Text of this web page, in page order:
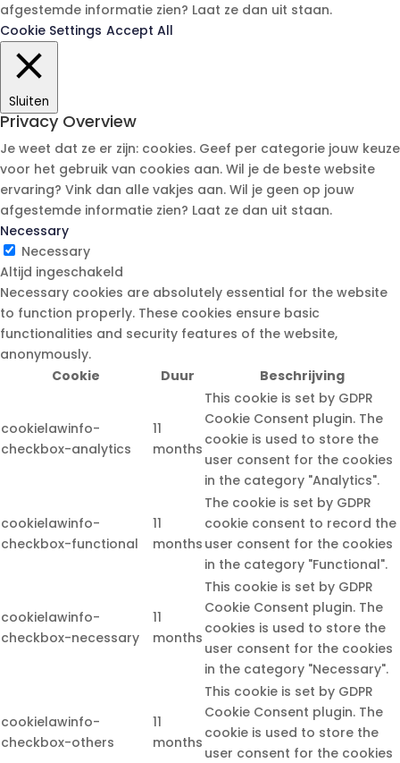
afgestemde informatie zien? Laat ze dan uit staan.
Cookie Settings Accept All
Sluiten
Privacy Overview
Je weet dat ze er zijn: cookies. Geef per categorie jouw keuze
voor het gebruik van cookies aan. Wil je de beste website
ervaring? Vink dan alle vakjes aan. Wil je geen op jouw
afgestemde informatie zien? Laat ze dan uit staan.
Necessary
Necessary
Altijd ingeschakeld
Necessary cookies are absolutely essential for the website
to function properly. These cookies ensure basic
functionalities and security features of the website,
anonymously.
Cookie
Duur Beschrijving
cookielawinfo-
checkbox-analytics
11
months
This cookie is set by GDPR
Cookie Consent plugin. The
cookie is used to store the
user consent for the cookies
in the category "Analytics".
cookielawinfo-
checkbox-functional
11
months
The cookie is set by GDPR
cookie consent to record the
user consent for the cookies
in the category "Functional".
cookielawinfo-
checkbox-necessary
11
months
This cookie is set by GDPR
Cookie Consent plugin. The
cookies is used to store the
user consent for the cookies
in the category "Necessary".
cookielawinfo-
checkbox-others
11
months
This cookie is set by GDPR
Cookie Consent plugin. The
cookie is used to store the
user consent for the cookies